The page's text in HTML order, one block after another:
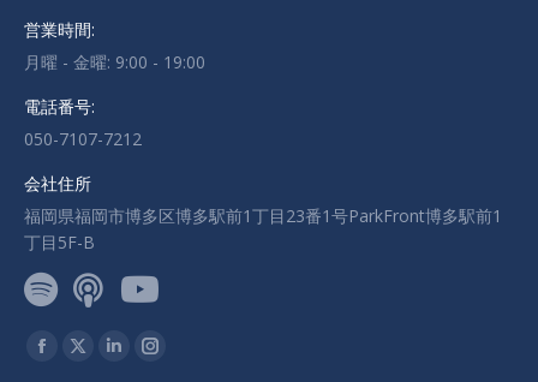
営業時間:
月曜 - 金曜: 9:00 - 19:00
電話番号:
050-7107-7212
会社住所
福岡県福岡市博多区博多駅前1丁目23番1号ParkFront博多駅前1
丁目5F-B
私達を見つけてください：
Facebook
X
LinkedinInstagram